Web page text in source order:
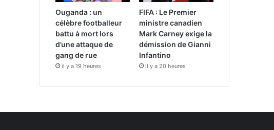
Ouganda : un
célèbre footballeur
battu à mort lors
d’une attaque de
gang de rue
il y a 19 heures
FIFA : Le Premier
ministre canadien
Mark Carney exige la
démission de Gianni
Infantino
il y a 20 heures